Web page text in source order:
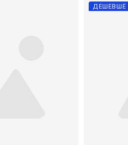
ДЕШЕВШЕ